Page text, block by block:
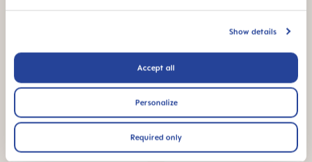
Show details
Accept all
Personalize
Required only